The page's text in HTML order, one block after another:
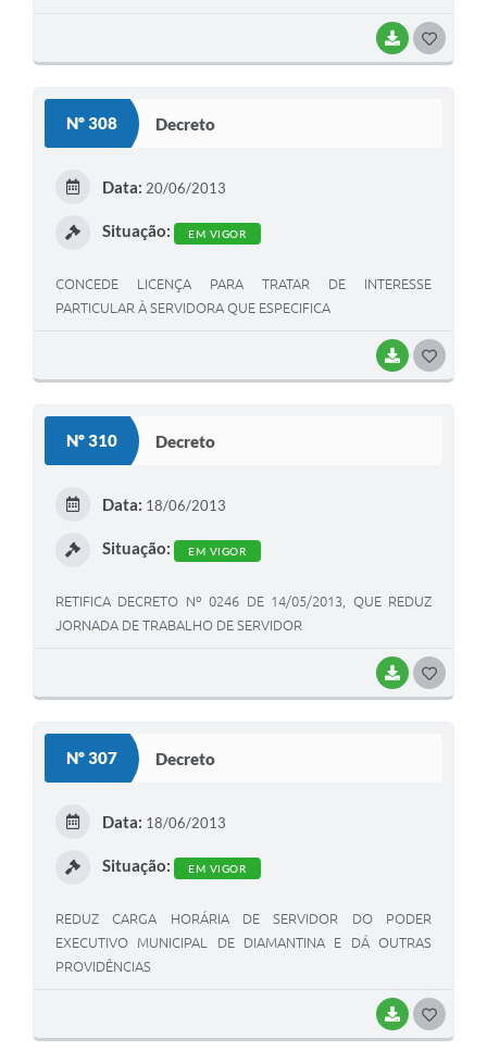
BAIXAR
Nº 308 Decreto
BAIXAR
Data: 20/06/2013
Situação: EM VIGOR
CONCEDE LICENÇA PARA TRATAR DE INTERESSE
PARTICULAR À SERVIDORA QUE ESPECIFICA
Nº 310 Decreto
BAIXAR
Data: 18/06/2013
Situação: EM VIGOR
RETIFICA DECRETO Nº 0246 DE 14/05/2013, QUE REDUZ
JORNADA DE TRABALHO DE SERVIDOR
Nº 307 Decreto
BAIXAR
Data: 18/06/2013
Situação: EM VIGOR
REDUZ CARGA HORÁRIA DE SERVIDOR DO PODER
EXECUTIVO MUNICIPAL DE DIAMANTINA E DÁ OUTRAS
PROVIDÊNCIAS